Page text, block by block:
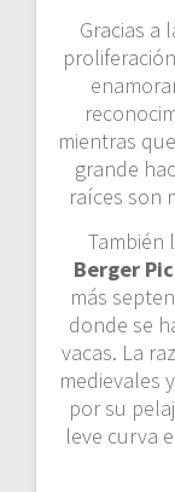
Gracias a
mientras que
grande
raíces son
También
Berger
más
donde se
vacas. La
medievales
por su
leve curva